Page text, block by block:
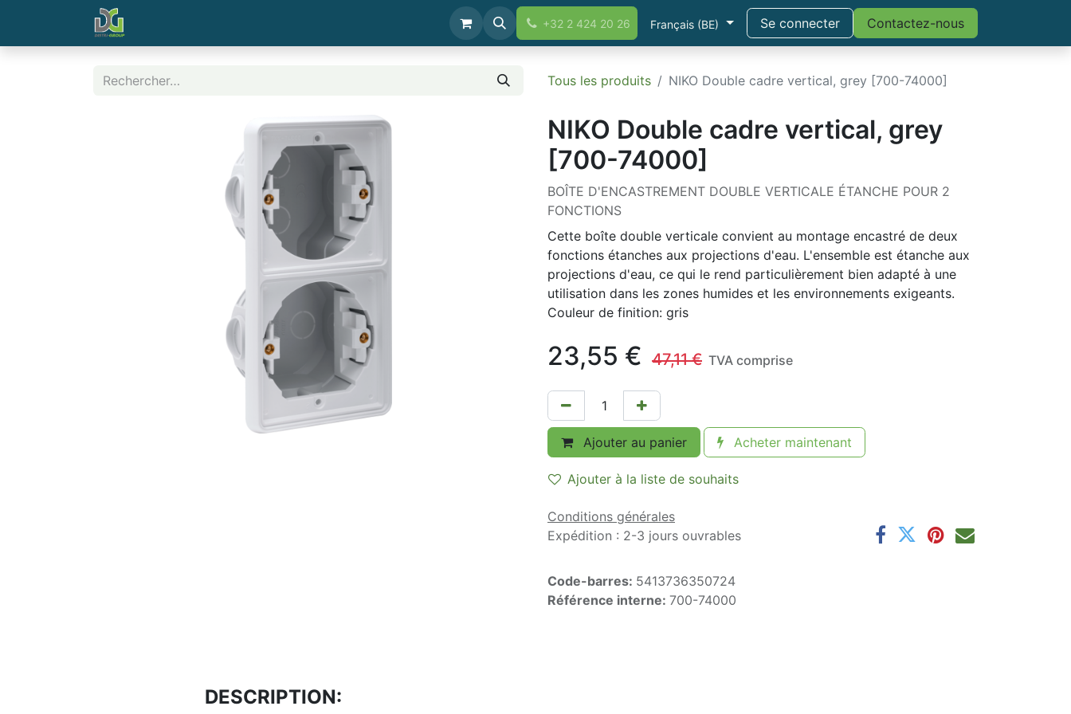
+32 2 424 20 26 Français (BE) Se connecter Contactez-nous
Tous les produits NIKO Double cadre vertical, grey [700-74000]
NIKO Double cadre vertical, grey
[700-74000]
BOÎTE D'ENCASTREMENT DOUBLE VERTICALE ÉTANCHE POUR 2
FONCTIONS
Cette boîte double verticale convient au montage encastré de deux
fonctions étanches aux projections d'eau. L'ensemble est étanche aux
projections d'eau, ce qui le rend particulièrement bien adapté à une
utilisation dans les zones humides et les environnements exigeants.
Couleur de finition: gris
23,55 € 47,11€ TVA comprise
Ajouter au panier Acheter maintenant
Ajouter à la liste de souhaits
Conditions générales
Expédition : 2-3 jours ouvrables
Code-barres: 5413736350724
Référence interne: 700-74000
DESCRIPTION: